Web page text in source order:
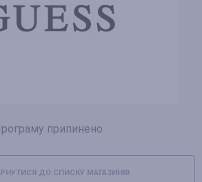
припинено
ДО СПИСКУ МАГАЗИНІВ